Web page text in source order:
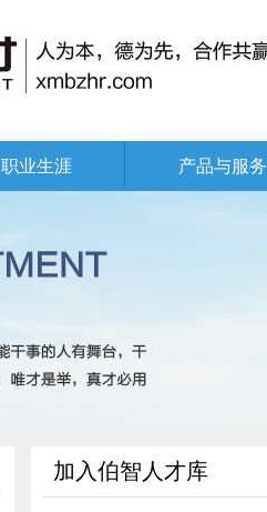
职业生涯 产品与服务
加入伯智人才库